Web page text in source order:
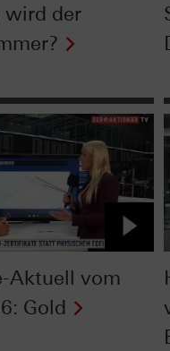
wird der
Aktuell vom
Gold